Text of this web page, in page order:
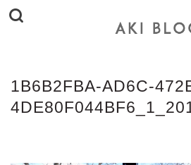
1B6B2FBA-AD6C-